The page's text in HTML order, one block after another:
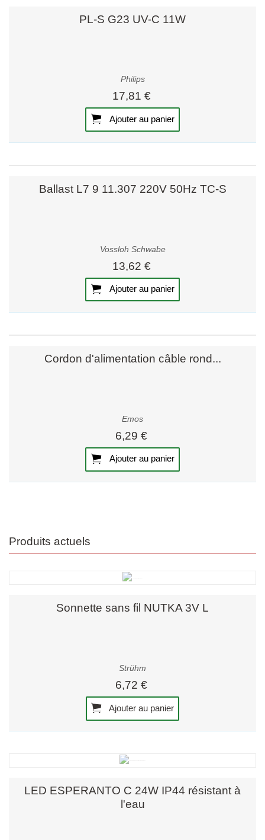
PL-S G23 UV-C 11W
Philips
17,81 €
Ajouter au panier
Ballast L7 9 11.307 220V 50Hz TC-S
Vossloh Schwabe
13,62 €
Ajouter au panier
Cordon d'alimentation câble rond...
Emos
6,29 €
Ajouter au panier
Produits actuels
Sonnette sans fil NUTKA 3V L
Strühm
6,72 €
Ajouter au panier
LED ESPERANTO C 24W IP44 résistant à
l'eau